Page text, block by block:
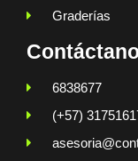
Graderías
6838677
(+57)